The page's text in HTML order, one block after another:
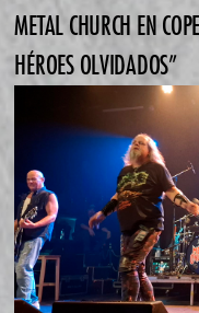
METAL CHURCH EN
HÉROES OLVIDADOS”